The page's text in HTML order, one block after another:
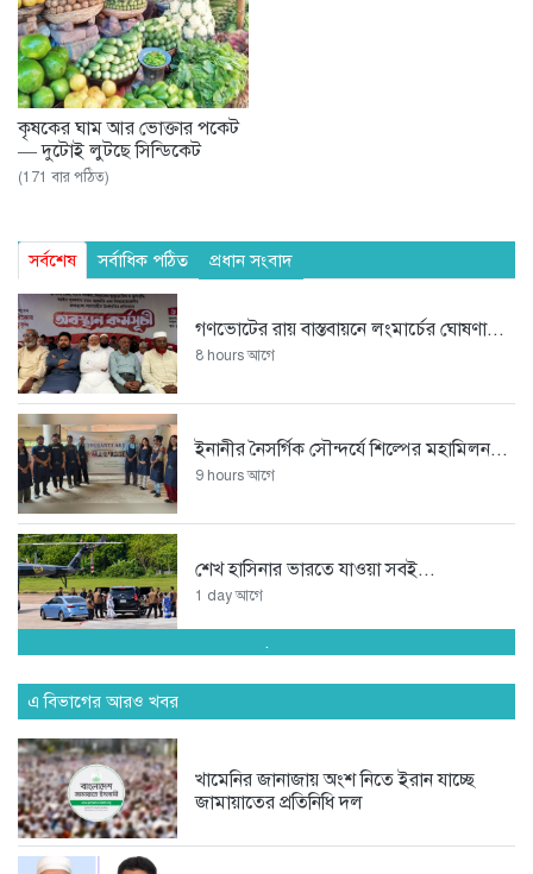
কৃষকের ঘাম আর ভোক্তার পকেট
— দুটোই লুটছে সিন্ডিকেট
(171 বার পঠিত)
সর্বশেষ সর্বাধিক পঠিত প্রধান সংবাদ
গণভোটের রায় বাস্তবায়নে লংমার্চের ঘোষণা...
8 hours আগে
ইনানীর নৈসর্গিক সৌন্দর্যে শিল্পের মহামিলন...
9 hours আগে
শেখ হাসিনার ভারতে যাওয়া সবই...
1 day আগে
অদক্ষতা ও বহিরাগতদের দিয়ে দাপ্তরিক...
.
এ বিভাগের আরও খবর
খামেনির জানাজায় অংশ নিতে ইরান যাচ্ছে
জামায়াতের প্রতিনিধি দল